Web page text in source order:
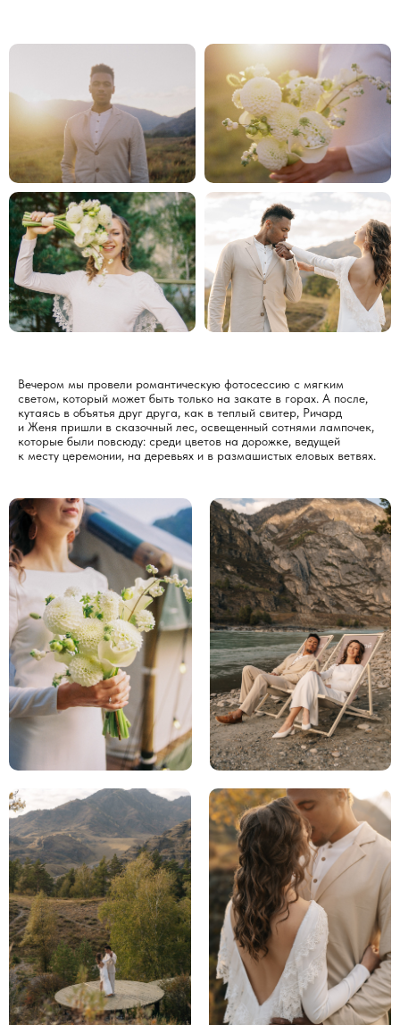
Вечером мы провели романтическую фотосессию с мягким
светом, который может быть только на закате в горах. А после,
кутаясь в объятья друг друга, как в теплый свитер, Ричард
и Женя пришли в сказочный лес, освещенный сотнями лампочек,
которые были повсюду: среди цветов на дорожке, ведущей
к месту церемонии, на деревьях и в размашистых еловых ветвях.